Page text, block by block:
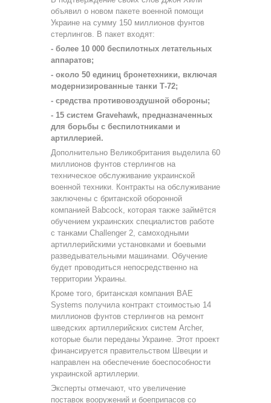
объявил о новом пакете военной помощи
Украине на сумму 150 миллионов фунтов
стерлингов. В пакет входят:
- более 10 000 беспилотных летательных
аппаратов;
- около 50 единиц бронетехники, включая
модернизированные танки Т-72;
- средства противовоздушной обороны;
- 15 систем Gravehawk, предназначенных
для борьбы с беспилотниками и
артиллерией.
Дополнительно Великобритания выделила 60
миллионов фунтов стерлингов на
техническое обслуживание украинской
военной техники. Контракты на обслуживание
заключены с британской оборонной
компанией Babcock, которая также займётся
обучением украинских специалистов работе
с танками Challenger 2, самоходными
артиллерийскими установками и боевыми
разведывательными машинами. Обучение
будет проводиться непосредственно на
территории Украины.
Кроме того, британская компания BAE
Systems получила контракт стоимостью 14
миллионов фунтов стерлингов на ремонт
шведских артиллерийских систем Archer,
которые были переданы Украине. Этот проект
финансируется правительством Швеции и
направлен на обеспечение боеспособности
украинской артиллерии.
Эксперты отмечают, что увеличение
поставок вооружений и боеприпасов со